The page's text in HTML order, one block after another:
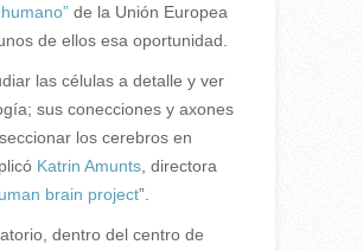
de la Unión Europea
de ellos esa oportunidad.
las células a detalle y ver
sus conecciones y axones
los cerebros en
Katrin Amunts, directora
brain project”.
dentro del centro de